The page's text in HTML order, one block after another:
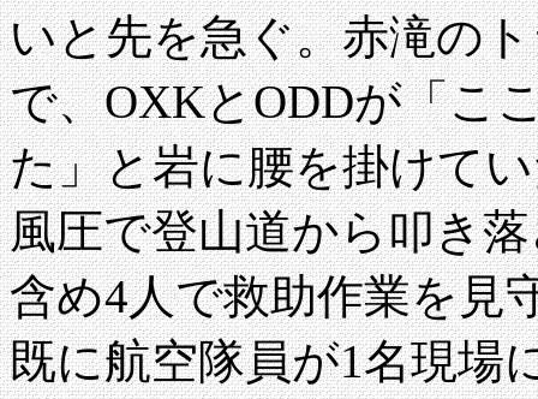
いと先を急ぐ。赤滝の
で、OXKとODDが「こ
た」と岩に腰を掛けて
風圧で登山道から叩き
含め4人で救助作業を見
既に航空隊員が1名現場